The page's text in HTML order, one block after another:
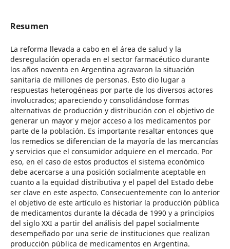
Resumen
La reforma llevada a cabo en el área de salud y la
desregulación operada en el sector farmacéutico durante
los años noventa en Argentina agravaron la situación
sanitaria de millones de personas. Esto dio lugar a
respuestas heterogéneas por parte de los diversos actores
involucrados; apareciendo y consolidándose formas
alternativas de producción y distribución con el objetivo de
generar un mayor y mejor acceso a los medicamentos por
parte de la población. Es importante resaltar entonces que
los remedios se diferencian de la mayoría de las mercancías
y servicios que el consumidor adquiere en el mercado. Por
eso, en el caso de estos productos el sistema económico
debe acercarse a una posición socialmente aceptable en
cuanto a la equidad distributiva y el papel del Estado debe
ser clave en este aspecto. Consecuentemente con lo anterior
el objetivo de este artículo es historiar la producción pública
de medicamentos durante la década de 1990 y a principios
del siglo XXI a partir del análisis del papel socialmente
desempeñado por una serie de instituciones que realizan
producción pública de medicamentos en Argentina.